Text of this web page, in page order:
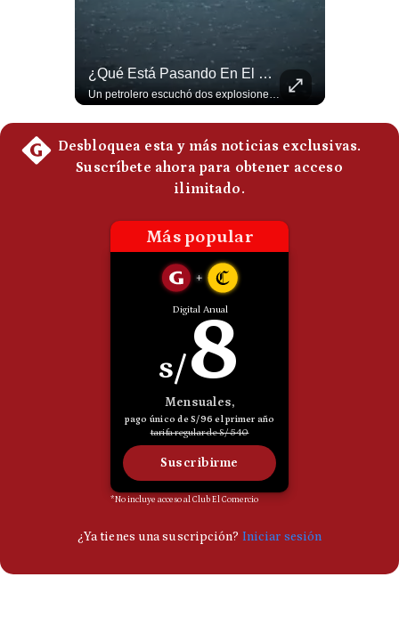
Cookies
Preguntas
Frecuentes
¿Qué Está Pasando En El Estrecho De Ormuz? | Gestión Mundo
Un petrolero escuchó dos explosiones mientras atravesaba el estrecho de Ormuz. Aunque no se confirmó un ataque directo, el tránsito marítimo estaba prácticamente paralizado: solo cruzaron dos buques, frente a un promedio habitual de entre 130 y 140 diarios. #EstrechoDeOrmuz #Petroleo #NoticiasInternacionales #UltimaHora #Shorts 👉 Suscríbete y activa la campana para no perderte nuestro análisis diario. 🌎 Síguenos en nuestras redes sociales: 📌 Web oficial: https://gestion.pe/mundo/ 📌 LinkedIn: http://bit.ly/3HYIET0 📌 X (Twitter): http://bit.ly/4noZtX9 📌 TikTok: http://bit.ly/4evB6TO